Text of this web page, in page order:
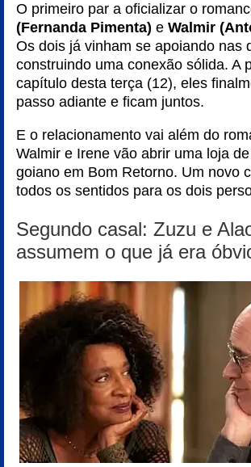
O primeiro par a oficializar o
(Fernanda Pimenta) e Walmir
Os dois já vinham se apoiando nas
construindo uma conexão sólida. A
capítulo desta terça (12), eles
passo adiante e ficam juntos.
E o relacionamento vai além do
Walmir e Irene vão abrir uma loja
goiano em Bom Retorno. Um novo
todos os sentidos para os dois
Segundo casal: Zuzu e
assumem o que já era